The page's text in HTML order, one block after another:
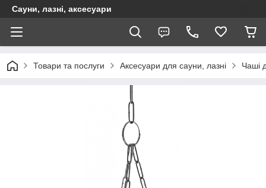
Сауни, лазні, аксесуари
Товари та послуги Аксесуари для сауни, лазні Чаші